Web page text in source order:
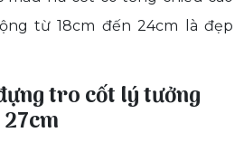
từ 18cm đến 24cm là đẹp
tro cốt lý tưởng